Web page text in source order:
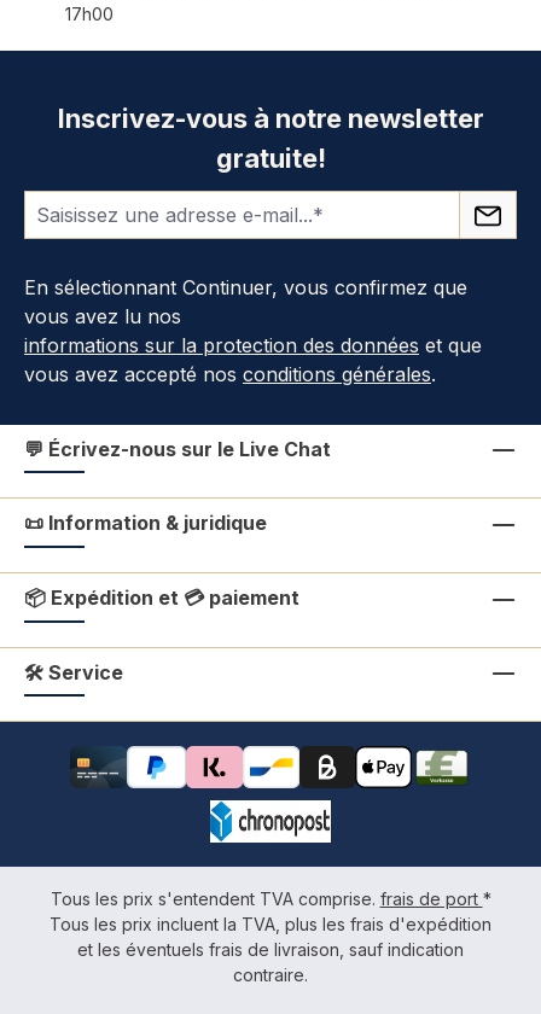
17h00
Inscrivez-vous à notre newsletter
gratuite!
En sélectionnant Continuer, vous confirmez que
vous avez lu nos
informations sur la protection des données et que
vous avez accepté nos conditions générales.
💬 Écrivez-nous sur le Live Chat
📜 Information & juridique
📦 Expédition et 💳 paiement
🛠 Service
Tous les prix s'entendent TVA comprise. frais de port *
Tous les prix incluent la TVA, plus les frais d'expédition
et les éventuels frais de livraison, sauf indication
contraire.